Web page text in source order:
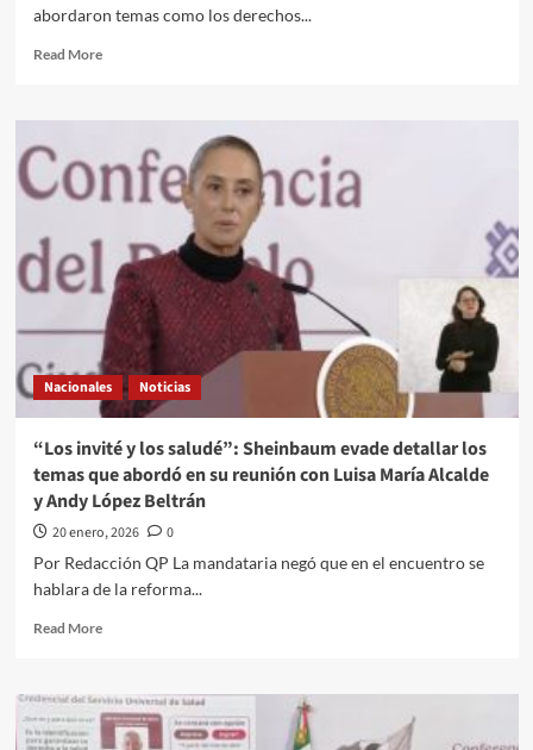
y
su
sueño
verme
abordaron temas como los derechos...
Read MoreRead
Claudia
se
Nacional
con
Mary
Simon,
gobernadora
general
de
Canadá
Nacionales Noticias
“Los invité y los saludé”: Sheinbaum evade detallar los
temas que abordó en su reunión con Luisa María Alcalde
y Andy López Beltrán
20 enero, 2026
0
Por Redacción QP La mandataria negó que en el encuentro se
hablara de la reforma...
Read MoreRead
“Los
invité
y